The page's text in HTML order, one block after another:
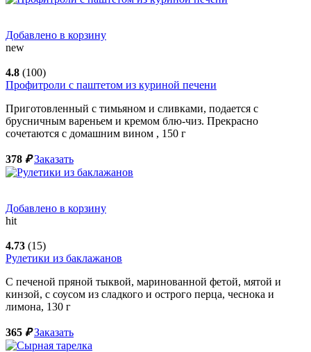
Добавлено в корзину
new
4.8 (100)
Профитроли с паштетом из куриной печени
Приготовленный с тимьяном и сливками, подается с
брусничным вареньем и кремом блю-чиз. Прекрасно
сочетаются с домашним вином , 150 г
378 ₽ Заказать
Добавлено в корзину
hit
4.73 (15)
Рулетики из баклажанов
С печеной пряной тыквой, маринованной фетой, мятой и
кинзой, с соусом из сладкого и острого перца, чеснока и
лимона, 130 г
365 ₽ Заказать